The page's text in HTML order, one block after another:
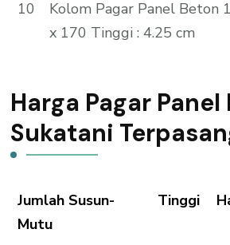
10
Kolom Pagar Panel Beton
x 170 Tinggi : 4.25 cm
Harga Pagar Panel
Sukatani
Jumlah Susun-
Mutu
Tinggi